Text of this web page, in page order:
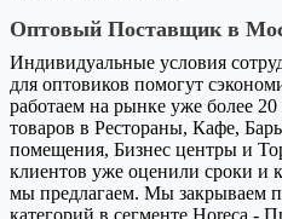
Оптовый Поставщик в
Индивидуальные условия
для оптовиков помогут
работаем на рынке уже более
товаров в Рестораны, Кафе,
помещения, Бизнес центры и
клиентов уже оценили сроки и
мы предлагаем. Мы закрываем
категорий в сегменте Horeca -